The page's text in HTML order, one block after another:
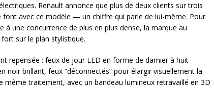
Renault annonce que plus de deux clients sur trois
font avec ce modèle — un chiffre qui parle de lui-même. Pour
à une concurrence de plus en plus dense, la marque au
sur le plan stylistique.
repensée : feux de jour LED en forme de damier à huit
noir brillant, feux “déconnectés” pour élargir visuellement la
même traitement, avec un bandeau lumineux retravaillé en 3D